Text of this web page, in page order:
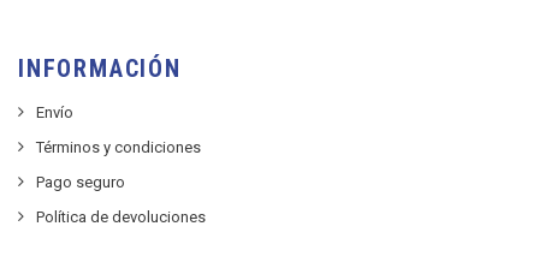
INFORMACIÓN
Envío
Términos y condiciones
Pago seguro
Política de devoluciones